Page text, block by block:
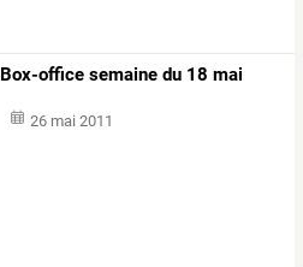
Box-office semaine du 18 mai
26 mai 2011